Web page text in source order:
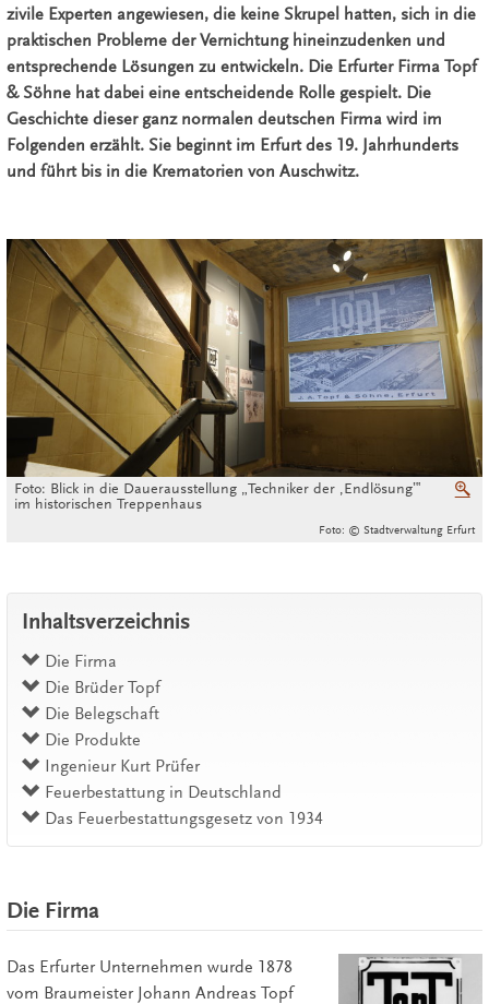
zivile Experten angewiesen, die keine Skrupel hatten, sich in die
praktischen Probleme der Vernichtung hineinzudenken und
entsprechende Lösungen zu entwickeln. Die Erfurter Firma Topf
& Söhne hat dabei eine entscheidende Rolle gespielt. Die
Geschichte dieser ganz normalen deutschen Firma wird im
Folgenden erzählt. Sie beginnt im Erfurt des 19. Jahrhunderts
und führt bis in die Krematorien von Auschwitz.
Foto: Blick in die Dauerausstellung „Techniker der ‚Endlösung‛‟
im historischen Treppenhaus
Foto: © Stadtverwaltung Erfurt
Inhaltsverzeichnis
Die Firma
Die Brüder Topf
Die Belegschaft
Die Produkte
Ingenieur Kurt Prüfer
Feuerbestattung in Deutschland
Das Feuerbestattungsgesetz von 1934
Die Firma
Das Erfurter Unternehmen wurde 1878
vom Braumeister Johann Andreas Topf